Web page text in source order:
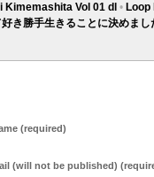
Vol 01 dl •
き勝手生きることに決めま
(required)
(will not be published)